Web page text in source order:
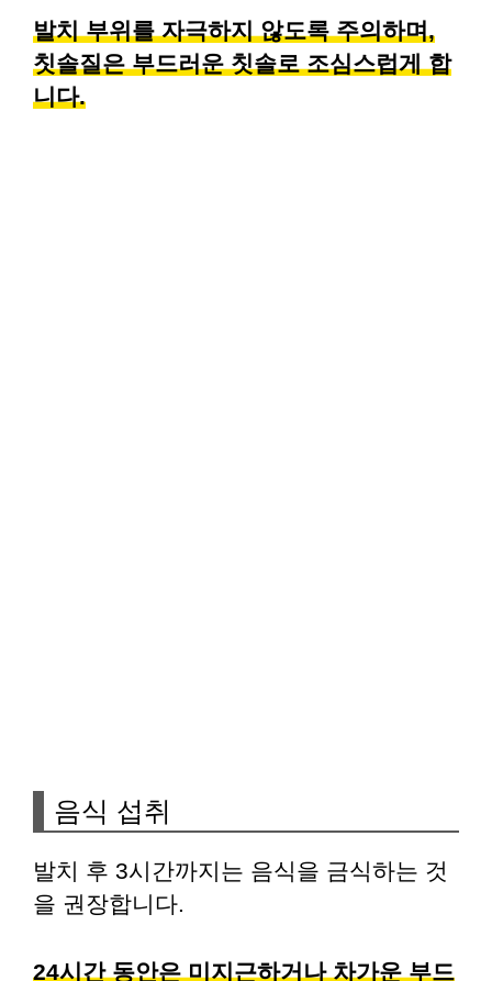
발치 부위를 자극하지 않도록 주의하며,
칫솔질은 부드러운 칫솔로 조심스럽게 합
니다.
음식 섭취
발치 후 3시간까지는 음식을 금식하는 것
을 권장합니다.
24시간 동안은 미지근하거나 차가운 부드